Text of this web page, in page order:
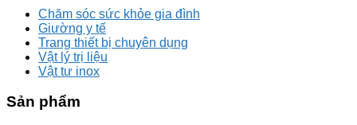
Chăm sóc sức khỏe gia đình
Giường y tế
Trang thiết bị chuyên dụng
Vật lý trị liệu
Vật tư inox
Sản phẩm